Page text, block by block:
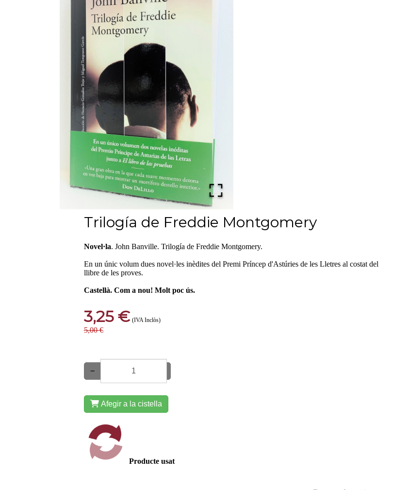
Trilogía de Freddie Montgomery
Novel·la. John Banville. Trilogía de Freddie Montgomery.
En un únic volum dues novel·les inèdites del Premi Príncep d'Astúries de les Lletres al costat del
llibre de les proves.
Castellà. Com a nou! Molt poc ús.
3,25 € (IVA Inclòs)
5,00 €
−
Afegir a la cistella
Producte usat